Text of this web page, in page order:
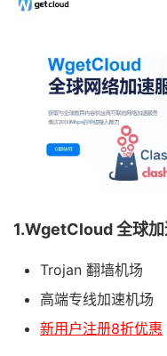
1.WgetCloud 全球
Trojan 翻墙机场
高端专线加速机场
新用户注册8折优惠